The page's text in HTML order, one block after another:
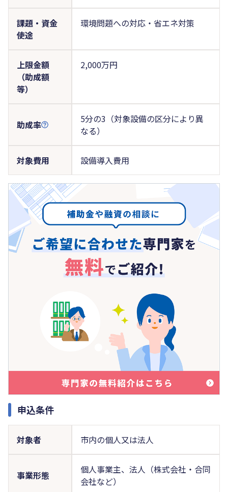
課題・資金
使途
環境問題への対応・省エネ対策
上限金額
（助成額
等）
2,000万円
助成率
5分の3（対象設備の区分により異
なる）
対象費用 設備導入費用
申込条件
対象者 市内の個人又は法人
事業形態
個人事業主、法人（株式会社・合同
会社など）